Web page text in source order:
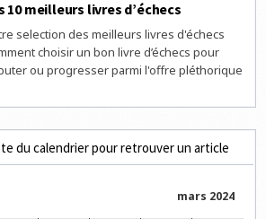
10 meilleurs livres d’échecs
selection des meilleurs livres d'échecs
choisir un bon livre d’échecs pour
ou progresser parmi l'offre pléthorique
du calendrier pour retrouver un article
mars 2024